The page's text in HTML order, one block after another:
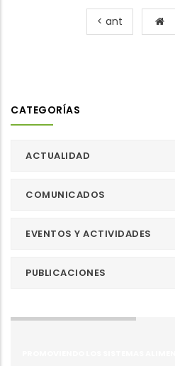
< ant
CATEGORÍAS
ACTUALIDAD
COMUNICADOS
EVENTOS Y ACTIVIDADES
PUBLICACIONES